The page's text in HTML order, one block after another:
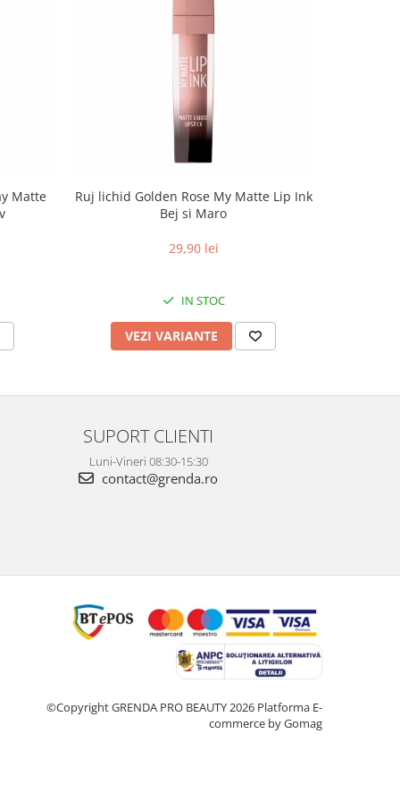
Matte
Ruj lichid Golden Rose My Matte Lip Ink
Bej si Maro
29,90 lei
IN STOC
VEZI VARIANTE
SUPORT CLIENTI
Luni-Vineri 08:30-15:30
contact@grenda.ro
©Copyright GRENDA PRO BEAUTY 2026 Platforma E-
commerce by Gomag